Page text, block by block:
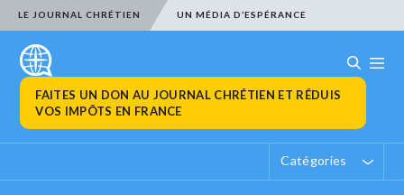
LE JOURNAL CHRÉTIEN UN MÉDIA D’ESPÉRANCE
FAITES UN DON AU JOURNAL CHRÉTIEN ET RÉDUIS
VOS IMPÔTS EN FRANCE
Catégories